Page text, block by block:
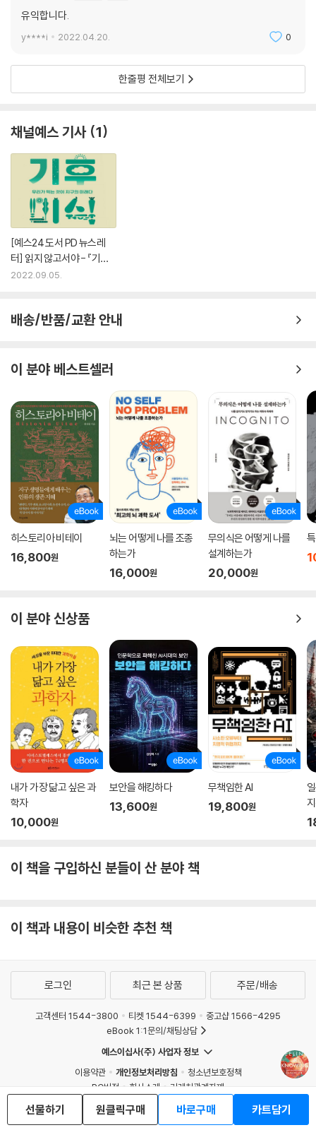
하는 기계를 만들어냄에 있어 가장 핵심적이고 유용하다고 생각한 부분
(지능)에만 집중하고 ‘느낌과 정동’을 불편하고 쓸모없는 것으로 배제해온
상당한 오해에서 비롯된 것이며, 그러한 배제로 인해 오히려 창의적인 능
력과 궁극적인 수준의 지능을 구현하는 과정에서 인공지능과 로봇공학의
는 느낌’대로 작동하는 기계를 만들 능력이 충분히 있다고 독려하며, 로봇
에게 조절과 조정을 필요로 하는 약간의 취약성이 가미된 몸을 줌으로써
로봇 내부에서 자신의 상태를 탐지하고 정보를 통합해나가게끔 해야 한다
고 주장한다.
이 책 《느끼고 아는 존재》는 수십 년간 의식 연구의 최전선에서 현역으로
활동해온 노학자의 학문적 열정이 오롯이 담긴 ‘과학적 잠언서’다. 다마지
오의 전작을 꾸준히 따라가며 읽어온 독자들이라면 이번 책을 통해 그의
이론을 한 번 더 명쾌하게 정리할 수 있는 계기가 될 것이다. 또한 그의 책
을 처음 읽는 독자들이라면 그가 주창해온 중요한 개념에 대한 수월한 이
다.
유익합니다.
y****i 2022.04.20. 0
한줄평 전체보기
채널예스 기사 1
[예스24 도서 PD 뉴스레
터] 읽지 않고서야 - 『기후
미식』 외
2022.09.05.
배송/반품/교환 안내
이 분야 베스트셀러
히스토리아 비테이
16,800원
뇌는 어떻게 나를 조종
하는가
16,000원
무의식은 어떻게 나를
설계하는가
20,000원
이 분야 신상품
내가 가장 닮고 싶은 과
학자
10,000원
보안을 해킹하다
13,600원
무책임한 AI
19,800원
이 책을 구입하신 분들이 산 분야 책
이 책과 내용이 비슷한 추천 책
선물하기 원클릭구매 바로구매 카트담기
로그인 최근 본 상품 주문/배송
고객센터 1544-3800 티켓 1544-6399
중고샵 1566-4295
eBook 1:1문의/채팅상담
예스이십사(주) 사업자 정보
이용약관
개인정보처리방침
청소년보호정책
PC버전
회사소개
거래처관계자께
Copyright © YES24 Corp. All Rights Reserved.